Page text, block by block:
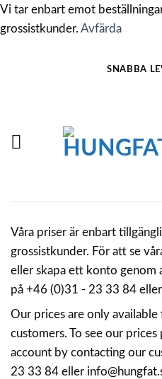
Vi tar enbart emot
grossistkunder. Avfärda
SNABBA
Våra priser är enbart
grossistkunder. För att se
eller skapa ett konto genom
på +46 (0)31 - 23 33 84
Our prices are only
customers. To see our
account by contacting our
23 33 84 eller